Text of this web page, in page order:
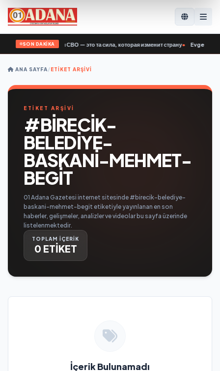
SON DAKİKA
Ветераны СВО — это та сила, которая изменит страну• Evgeny
ANA SAYFA/ETIKET ARŞIVI
ETİKET ARŞİVİ
#BIRECIK-
BELEDIYE-
BASKANI-MEHMET-
BEGIT
01 Adana Gazetesi internet sitesinde #birecik-belediye-
baskani-mehmet-begit etiketiyle yayınlanan en son
haberler, gelişmeler, analizler ve videolar bu sayfa üzerinde
listelenmektedir.
TOPLAM İÇERİK
0 ETİKET
İçerik Bulunamadı